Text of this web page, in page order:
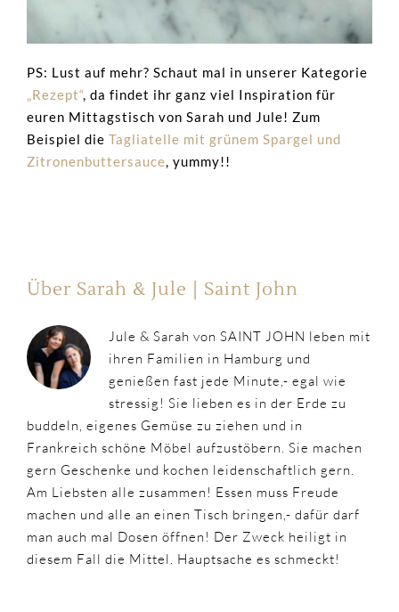
PS: Lust auf mehr? Schaut mal in unserer Kategorie
„Rezept“, da findet ihr ganz viel Inspiration für
euren Mittagstisch von Sarah und Jule! Zum
Beispiel die Tagliatelle mit grünem Spargel und
Zitronenbuttersauce , yummy!!
Über Sarah & Jule | Saint John
Jule & Sarah von SAINT JOHN leben mit
ihren Familien in Hamburg und
genießen fast jede Minute,- egal wie
stressig! Sie lieben es in der Erde zu
buddeln, eigenes Gemüse zu ziehen und in
Frankreich schöne Möbel aufzustöbern. Sie machen
gern Geschenke und kochen leidenschaftlich gern.
Am Liebsten alle zusammen! Essen muss Freude
machen und alle an einen Tisch bringen,- dafür darf
man auch mal Dosen öffnen! Der Zweck heiligt in
diesem Fall die Mittel. Hauptsache es schmeckt!